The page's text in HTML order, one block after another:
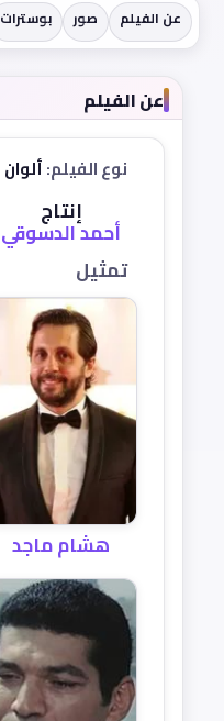
عن الفيلم صور بوسترات
عن الفيلم
نوع الفيلم:ألوان
إنتاج
أحمد الدسوقي
تمثيل
هشام ماجد